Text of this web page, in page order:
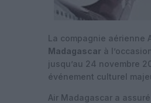
La compagnie aérienne
Madagascar à
jusqu’au 24 novembre
événement culturel
Air Madagascar a